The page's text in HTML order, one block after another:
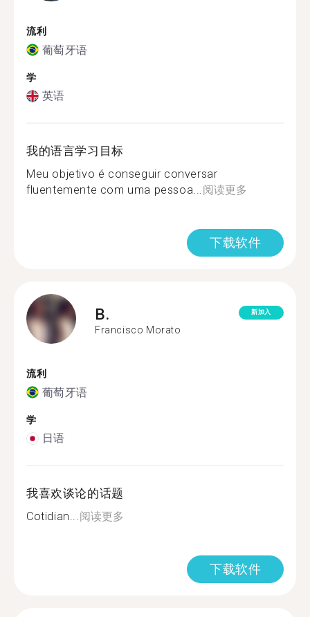
流利
葡萄牙语
学
英语
我的语言学习目标
Meu objetivo é conseguir conversar
fluentemente com uma pessoa...阅读更多
下载软件
B.
Francisco Morato
新加入
流利
葡萄牙语
学
日语
我喜欢谈论的话题
Cotidian...阅读更多
下载软件